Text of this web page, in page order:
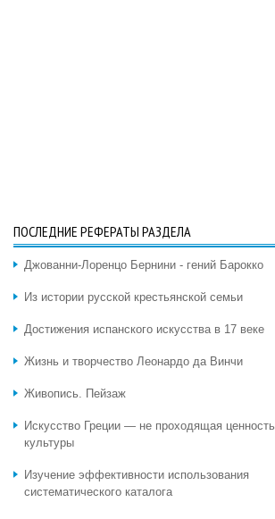
ПОСЛЕДНИЕ РЕФЕРАТЫ РАЗДЕЛА
Джованни-Лоренцо Бернини - гений Барокко
Из истории русской крестьянской семьи
Достижения испанского искусства в 17 веке
Жизнь и творчество Леонардо да Винчи
Живопись. Пейзаж
Искусство Греции — не проходящая ценность
культуры
Изучение эффективности использования
систематического каталога